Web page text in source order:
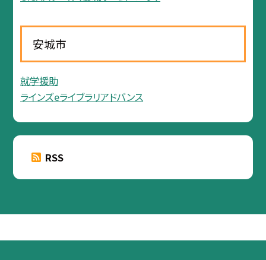
安城市
就学援助
ラインズeライブラリアドバンス
RSS